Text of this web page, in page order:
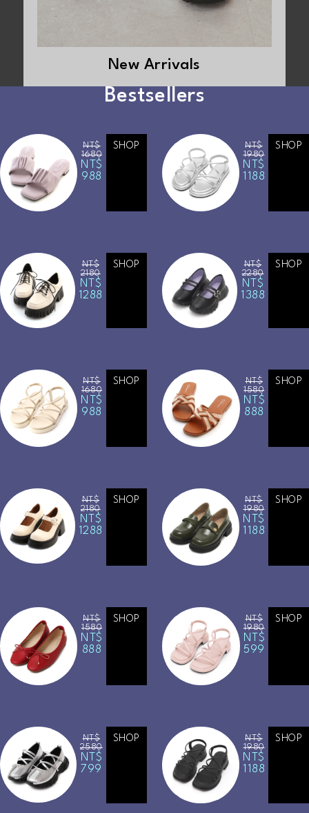
New Arrivals
Bestsellers
NT$
1680
NT$
988
SHOP
NT$
1980
NT$
1188
SHOP
NT$
2180
NT$
1288
SHOP
NT$
2280
NT$
1388
SHOP
NT$
1680
NT$
988
SHOP
NT$
1580
NT$
888
SHOP
NT$
2180
NT$
1288
SHOP
NT$
1980
NT$
1188
SHOP
NT$
1580
NT$
888
SHOP
NT$
1980
NT$
599
SHOP
NT$
2580
NT$
799
SHOP
NT$
1980
NT$
1188
SHOP